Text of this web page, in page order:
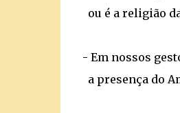
ou é a religião
- Em nossos
a presença do